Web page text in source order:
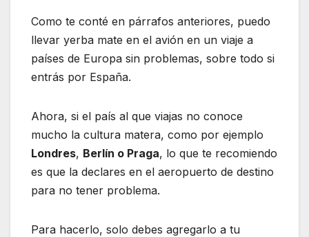
Como te conté en párrafos anteriores, puedo
llevar yerba mate en el avión en un viaje a
países de Europa sin problemas, sobre todo si
entrás por España.
Ahora, si el país al que viajas no conoce
mucho la cultura matera, como por ejemplo
Londres, Berlín o Praga, lo que te recomiendo
es que la declares en el aeropuerto de destino
para no tener problema.
Para hacerlo, solo debes agregarlo a tu